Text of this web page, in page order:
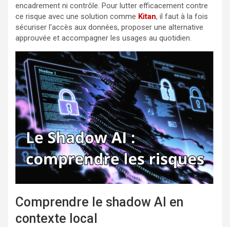
encadrement ni contrôle. Pour lutter efficacement contre
ce risque avec une solution comme Kitan, il faut à la fois
sécuriser l’accès aux données, proposer une alternative
approuvée et accompagner les usages au quotidien.
Comprendre le shadow AI en
contexte local